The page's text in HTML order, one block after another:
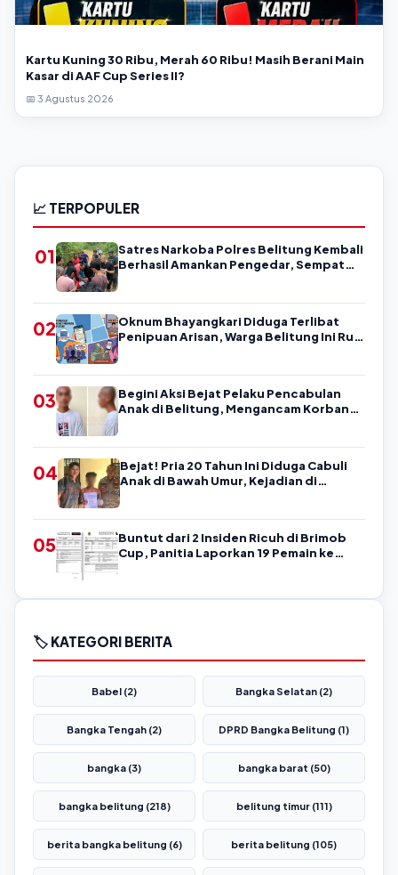
Kartu Kuning 30 Ribu, Merah 60 Ribu! Masih Berani Main
Kasar di AAF Cup Series II?
📅 3 Agustus 2026
📈 TERPOPULER
01
Satres Narkoba Polres Belitung Kembali
Berhasil Amankan Pengedar, Sempat
02
Oknum Bhayangkari Diduga Terlibat
Penipuan Arisan, Warga Belitung Ini Rugi
03
Begini Aksi Bejat Pelaku Pencabulan
Anak di Belitung, Mengancam Korban
04
Bejat! Pria 20 Tahun Ini Diduga Cabuli
Anak di Bawah Umur, Kejadian di
05
Buntut dari 2 Insiden Ricuh di Brimob
Cup, Panitia Laporkan 19 Pemain ke
🏷️ KATEGORI BERITA
Babel (2) Bangka Selatan (2)
Bangka Tengah (2) DPRD Bangka Belitung (1)
bangka (3) bangka barat (50)
bangka belitung (218) belitung timur (111)
berita bangka belitung (6) berita belitung (105)